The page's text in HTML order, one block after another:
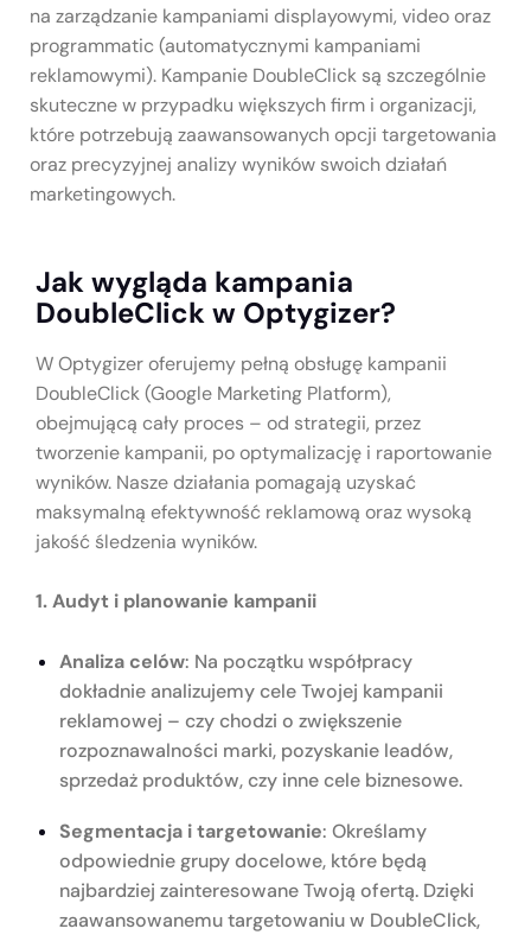
na zarządzanie kampaniami displayowymi, video oraz
programmatic (automatycznymi kampaniami
reklamowymi). Kampanie DoubleClick są szczególnie
skuteczne w przypadku większych firm i organizacji,
które potrzebują zaawansowanych opcji targetowania
oraz precyzyjnej analizy wyników swoich działań
marketingowych.
Jak wygląda kampania
DoubleClick w Optygizer?
W Optygizer oferujemy pełną obsługę kampanii
DoubleClick (Google Marketing Platform),
obejmującą cały proces – od strategii, przez
tworzenie kampanii, po optymalizację i raportowanie
wyników. Nasze działania pomagają uzyskać
maksymalną efektywność reklamową oraz wysoką
jakość śledzenia wyników.
1. Audyt i planowanie kampanii
Analiza celów: Na początku współpracy
dokładnie analizujemy cele Twojej kampanii
reklamowej – czy chodzi o zwiększenie
rozpoznawalności marki, pozyskanie leadów,
sprzedaż produktów, czy inne cele biznesowe.
Segmentacja i targetowanie: Określamy
odpowiednie grupy docelowe, które będą
najbardziej zainteresowane Twoją ofertą. Dzięki
zaawansowanemu targetowaniu w DoubleClick,